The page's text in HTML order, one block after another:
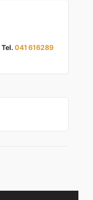
Tel. 041 616289